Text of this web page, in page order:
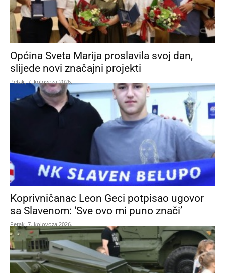
Općina Sveta Marija proslavila svoj dan,
slijede novi značajni projekti
Petak, 7. kolovoza 2026.
Koprivničanac Leon Geci potpisao ugovor
sa Slavenom: ‘Sve ovo mi puno znači’
Petak, 7. kolovoza 2026.